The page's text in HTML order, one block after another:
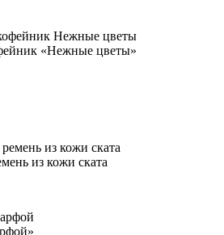
«Неж­ные цве­ты»
из ко­жи ска­та